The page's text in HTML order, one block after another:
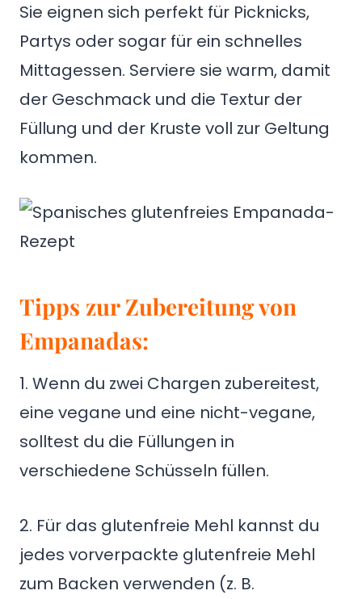
Sie eignen sich perfekt für Picknicks,
Partys oder sogar für ein schnelles
Mittagessen. Serviere sie warm, damit
der Geschmack und die Textur der
Füllung und der Kruste voll zur Geltung
kommen.
Tipps zur Zubereitung von
Empanadas:
1. Wenn du zwei Chargen zubereitest,
eine vegane und eine nicht-vegane,
solltest du die Füllungen in
verschiedene Schüsseln füllen.
2. Für das glutenfreie Mehl kannst du
jedes vorverpackte glutenfreie Mehl
zum Backen verwenden (z. B.